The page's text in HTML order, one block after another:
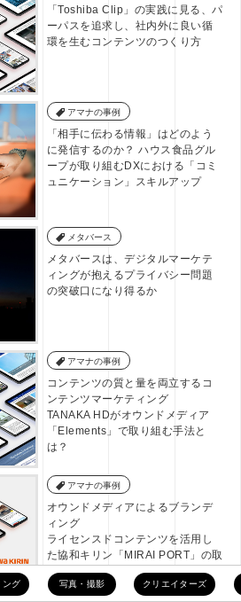
「Toshiba Clip」の実践に見る、パ
ーパスを追求し、社内外に良い循
環を生むコンテンツのつくり方
アマナの事例
「相手に伝わる情報」はどのよう
に発信するのか？ ハウス食品グル
ープが取り組むDXにおける「コミ
ュニケーション」スキルアップ
メタバース
メタバースは、デジタルマーケテ
ィングが抱えるプライバシー問題
の突破口になり得るか
アマナの事例
コンテンツの質と量を両立するコ
ンテンツマーケティング
TANAKA HDがオウンドメディア
「Elements」で取り組む手法と
は？
アマナの事例
オウンドメディアによるブランデ
ィング
ライセンスドコンテンツを活用し
た協和キリン「MIRAI PORT」の取
り組み
ング 写真・撮影 クリエイターズ